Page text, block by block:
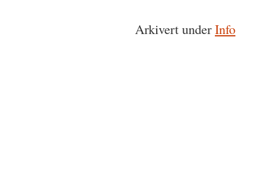
Arkivert underInfo